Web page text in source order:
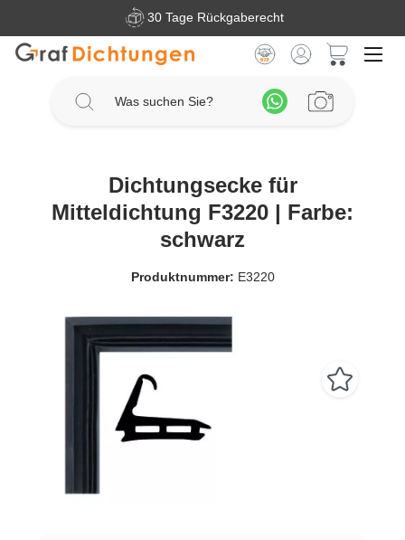
Zum Hauptinhalt springen30 Tage Rückgaberecht
Dichtungsecke für
Mitteldichtung F3220 | Farbe:
schwarz
Produktnummer: E3220